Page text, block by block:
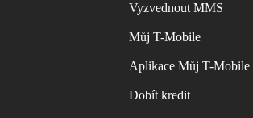
Vyzvednout MMS
Můj T-Mobile
Aplikace Můj T-Mobile
Dobít kredit